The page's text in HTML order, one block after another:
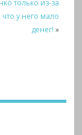
только из-за
что у него мало
денег! »